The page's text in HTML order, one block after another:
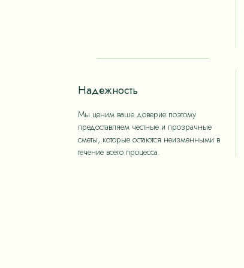
Надежность
Мы ценим ваше доверие поэтому
предоставляем честные и прозрачные
сметы, которые остаются неизменными в
течение всего процесса.